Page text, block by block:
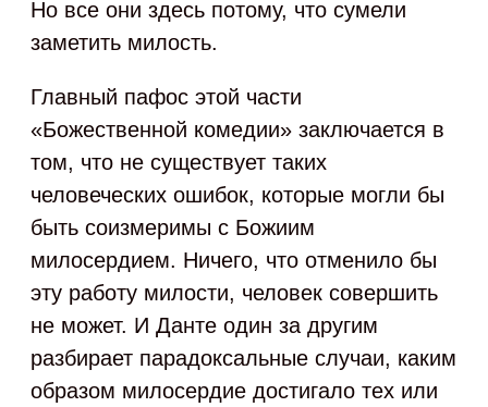
Но все они здесь потому, что сумели
заметить милость.
Главный пафос этой части
«Божественной комедии» заключается в
том, что не существует таких
человеческих ошибок, которые могли бы
быть соизмеримы с Божиим
милосердием. Ничего, что отменило бы
эту работу милости, человек совершить
не может. И Данте один за другим
разбирает парадоксальные случаи, каким
образом милосердие достигало тех или